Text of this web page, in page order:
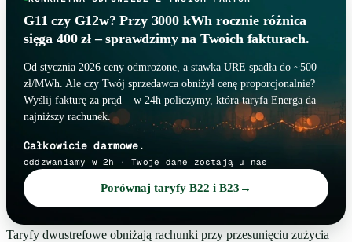
G11 czy G12w? Przy 3000 kWh rocznie różnica
sięga 400 zł – sprawdzimy na Twoich fakturach.
Od stycznia 2026 ceny odmrożone, a stawka URE spadła do ~500
zł/MWh. Ale czy Twój sprzedawca obniżył cenę proporcjonalnie?
Wyślij fakturę za prąd – w 24h policzymy, która taryfa Energa da
najniższy rachunek.
Porównaj taryfy B22 i B23 →
Całkowicie darmowe.
oddzwaniamy w 2h · Twoje dane zostają u nas
Taryfy dwustrefowe obniżają rachunki przy przesunięciu zużycia